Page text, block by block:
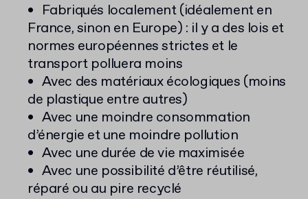
Fabriqués localement (idéalement en
France, sinon en Europe) : il y a des lois et
normes européennes strictes et le
transport polluera moins
Avec des matériaux écologiques (moins
de plastique entre autres)
Avec une moindre consommation
d’énergie et une moindre pollution
Avec une durée de vie maximisée
Avec une possibilité d’être réutilisé,
réparé ou au pire recyclé